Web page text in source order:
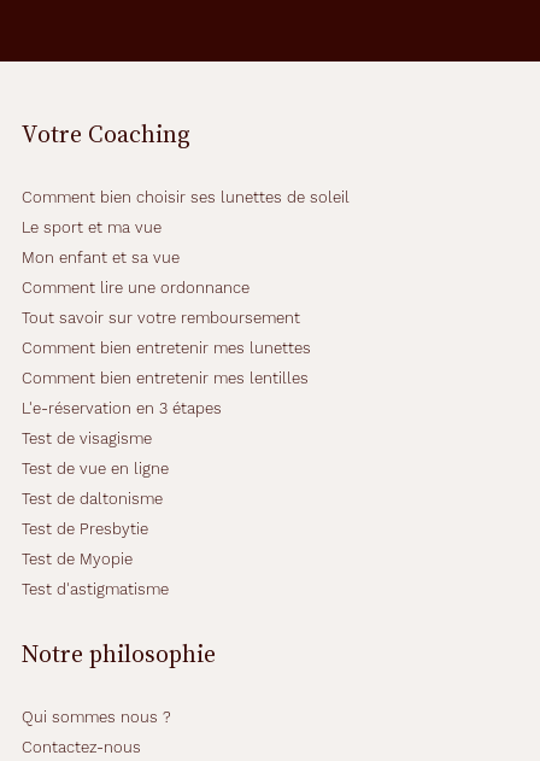
Votre Coaching
Comment bien choisir ses lunettes de soleil
Le sport et ma vue
Mon enfant et sa vue
Comment lire une ordonnance
Tout savoir sur votre remboursement
Comment bien entretenir mes lunettes
Comment bien entretenir mes lentilles
L'e-réservation en 3 étapes
Test de visagisme
Test de vue en ligne
Test de daltonisme
Test de Presbytie
Test de Myopie
Test d'astigmatisme
Notre philosophie
Qui sommes nous ?
Contactez-nous